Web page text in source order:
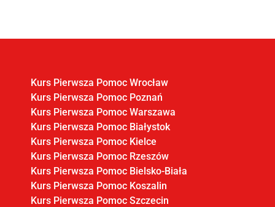
Kurs Pierwsza Pomoc Wrocław
Kurs Pierwsza Pomoc Poznań
Kurs Pierwsza Pomoc Warszawa
Kurs Pierwsza Pomoc Białystok
Kurs Pierwsza Pomoc Kielce
Kurs Pierwsza Pomoc Rzeszów
Kurs Pierwsza Pomoc Bielsko-Biała
Kurs Pierwsza Pomoc Koszalin
Kurs Pierwsza Pomoc Szczecin